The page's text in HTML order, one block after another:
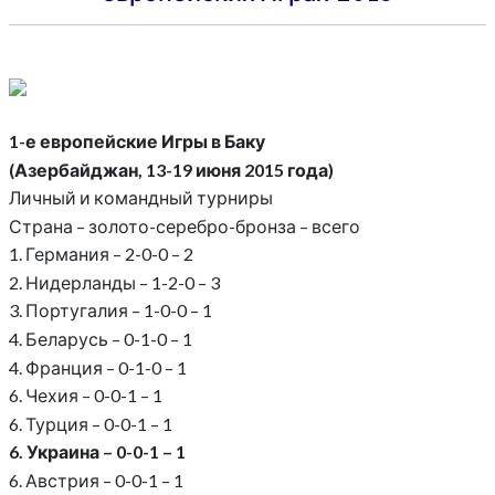
1-е европейские Игры в Баку
(Азербайджан, 13-19 июня 2015 года)
Личный и командный турниры
Страна – золото-серебро-бронза – всего
1. Германия – 2-0-0 – 2
2. Нидерланды – 1-2-0 – 3
3. Португалия – 1-0-0 – 1
4. Беларусь – 0-1-0 – 1
4. Франция – 0-1-0 – 1
6. Чехия – 0-0-1 – 1
6. Турция – 0-0-1 – 1
6. Украина – 0-0-1 – 1
6. Австрия – 0-0-1 – 1